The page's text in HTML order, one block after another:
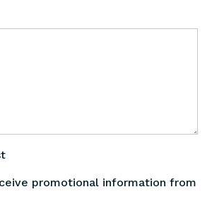
promotional information from